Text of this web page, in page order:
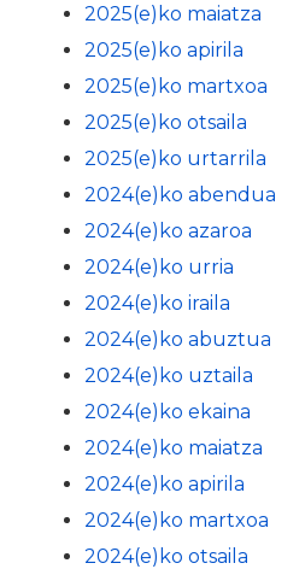
2025(e)ko maiatza
2025(e)ko apirila
2025(e)ko martxoa
2025(e)ko otsaila
2025(e)ko urtarrila
2024(e)ko abendua
2024(e)ko azaroa
2024(e)ko urria
2024(e)ko iraila
2024(e)ko abuztua
2024(e)ko uztaila
2024(e)ko ekaina
2024(e)ko maiatza
2024(e)ko apirila
2024(e)ko martxoa
2024(e)ko otsaila